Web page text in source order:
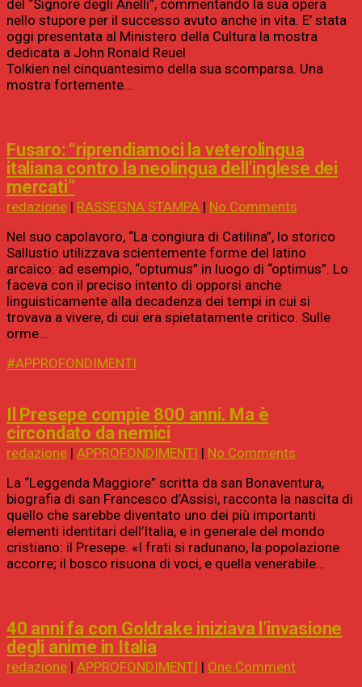
del “Signore degli Anelli”, commentando la sua opera
nello stupore per il successo avuto anche in vita. E’ stata
oggi presentata al Ministero della Cultura la mostra
dedicata a John Ronald Reuel
Tolkien nel cinquantesimo della sua scomparsa. Una
mostra fortemente…
Fusaro: “riprendiamoci la veterolingua
italiana contro la neolingua dell’inglese dei
mercati”
redazione | RASSEGNA STAMPA | No Comments
Nel suo capolavoro, “La congiura di Catilina”, lo storico
Sallustio utilizzava scientemente forme del latino
arcaico: ad esempio, “optumus” in luogo di “optimus”. Lo
faceva con il preciso intento di opporsi anche
linguisticamente alla decadenza dei tempi in cui si
trovava a vivere, di cui era spietatamente critico. Sulle
orme…
#APPROFONDIMENTI
Il Presepe compie 800 anni. Ma è
circondato da nemici
redazione | APPROFONDIMENTI | No Comments
La “Leggenda Maggiore” scritta da san Bonaventura,
biografia di san Francesco d’Assisi, racconta la nascita di
quello che sarebbe diventato uno dei più importanti
elementi identitari dell’Italia, e in generale del mondo
cristiano: il Presepe. «I frati si radunano, la popolazione
accorre; il bosco risuona di voci, e quella venerabile…
40 anni fa con Goldrake iniziava l’invasione
degli anime in Italia
redazione | APPROFONDIMENTI | One Comment